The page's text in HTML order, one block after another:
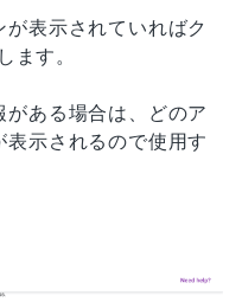
表示されていればク
ます。
ある場合は、どのア
示されるので使用す